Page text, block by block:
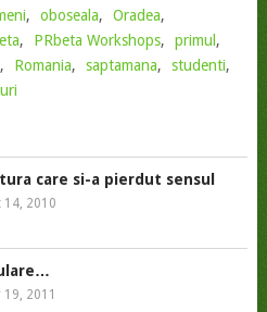
, oboseala, Oradea,
, PRbeta Workshops, primul ,
, Romania, saptamana, studenti,
care si-a pierdut sensul
14, 2010
19, 2011